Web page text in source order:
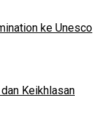
ke Unesco
dan Keikhlasan